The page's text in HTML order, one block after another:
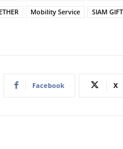
Mobility Service SIAM
Facebook X